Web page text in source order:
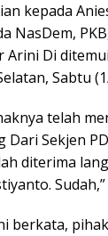
kepada
NasDem,
Arini Di
Sabtu
telah
Sekjen
diterima
berkata,